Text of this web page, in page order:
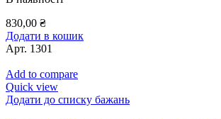
830,00 ₴
Додати в кошик
Арт. 1301
Add to compare
Quick view
Додати до списку бажань